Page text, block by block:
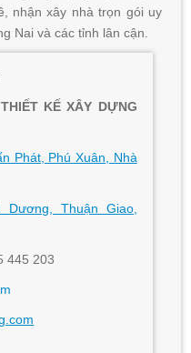
nhận xây nhà trọn gói uy
Nai và các tỉnh lân cận.
KẾ XÂY DỰNG
Phát, Phú Xuân, Nhà
Thuận Giao,
445 203